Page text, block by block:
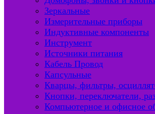
Зеркальные
Измерительные приборы
Индуктивные компоненты
Инструмент
Источники питания
Кабель Провод
Капсульные
Кварцы, фильтры,
Кнопки, переключатели,
Компьютерное и офисное